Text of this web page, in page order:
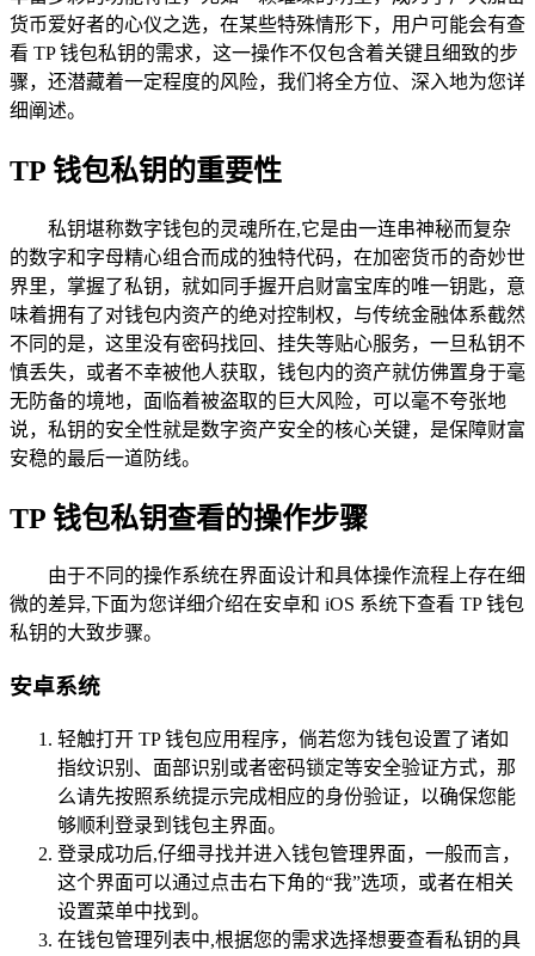
货币爱好者的心仪之选，在某些特殊情形下，用户可能会有查
看 TP 钱包私钥的需求，这一操作不仅包含着关键且细致的步
骤，还潜藏着一定程度的风险，我们将全方位、深入地为您详
细阐述。
TP 钱包私钥的重要性
私钥堪称数字钱包的灵魂所在,它是由一连串神秘而复杂
的数字和字母精心组合而成的独特代码，在加密货币的奇妙世
界里，掌握了私钥，就如同手握开启财富宝库的唯一钥匙，意
味着拥有了对钱包内资产的绝对控制权，与传统金融体系截然
不同的是，这里没有密码找回、挂失等贴心服务，一旦私钥不
慎丢失，或者不幸被他人获取，钱包内的资产就仿佛置身于毫
无防备的境地，面临着被盗取的巨大风险，可以毫不夸张地
说，私钥的安全性就是数字资产安全的核心关键，是保障财富
安稳的最后一道防线。
TP 钱包私钥查看的操作步骤
由于不同的操作系统在界面设计和具体操作流程上存在细
微的差异,下面为您详细介绍在安卓和 iOS 系统下查看 TP 钱包
私钥的大致步骤。
安卓系统
轻触打开 TP 钱包应用程序，倘若您为钱包设置了诸如
指纹识别、面部识别或者密码锁定等安全验证方式，那
么请先按照系统提示完成相应的身份验证，以确保您能
够顺利登录到钱包主界面。
登录成功后,仔细寻找并进入钱包管理界面，一般而言，
这个界面可以通过点击右下角的“我”选项，或者在相关
设置菜单中找到。
在钱包管理列表中,根据您的需求选择想要查看私钥的具